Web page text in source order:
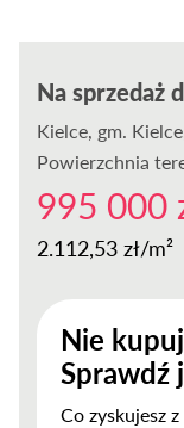
Na sprzedaż
Kielce, gm.
Powierzchnia
995 000
2.112,53 zł/m²
Nie
Sprawdź
Co zyskujesz